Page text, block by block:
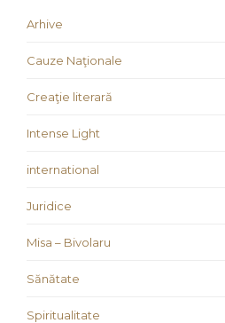
Arhive
Cauze Naţionale
Creaţie literară
Intense Light
international
Juridice
Misa – Bivolaru
Sănătate
Spiritualitate